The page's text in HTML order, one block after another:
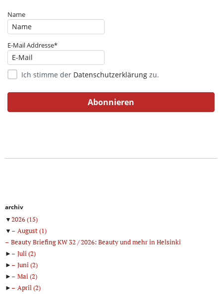
Name
E-Mail Addresse*
Ich stimme der Datenschutzerklärung zu.
archiv
▼2026(15)
▼
August(1)
Beauty Briefing KW 32 / 2026: Beauty und mehr in Helsinki
►
Juli(2)
►
Juni(2)
►
Mai(2)
►
April(2)